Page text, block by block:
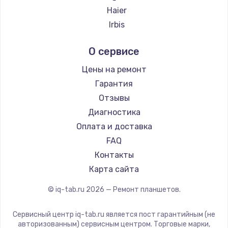
Заказать
Замена заднего стекла / крышки
Заказать
Ремонт FaceID
от 4700 руб.
Заказать
Замена стекла камеры
от 3000 руб.
Заказать
от 1700 руб.
Haier
Irbis
Microsoft
BlackView
Amazon
Aquarius
Philips
Dell
HP
Getac
ZTE
CHUWI
О сервисе
Цены на ремонт
Гарантия
Отзывы
Диагностика
Оплата и доставка
FAQ
Контакты
Карта сайта
© iq-tab.ru 2026 — Ремонт планшетов.
Сервисный центр iq-tab.ru является пост гарантийным (не
авторизованным) сервисным центром. Торговые марки,